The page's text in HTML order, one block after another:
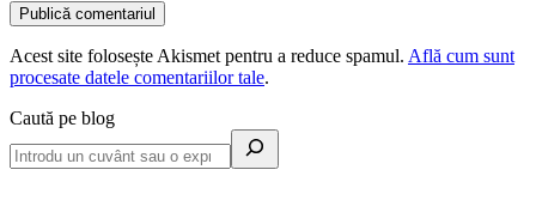
Acest site folosește Akismet pentru a reduce spamul. Află cum sunt
procesate datele comentariilor tale.
Caută pe blog